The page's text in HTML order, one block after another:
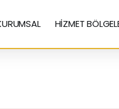
HİZMET